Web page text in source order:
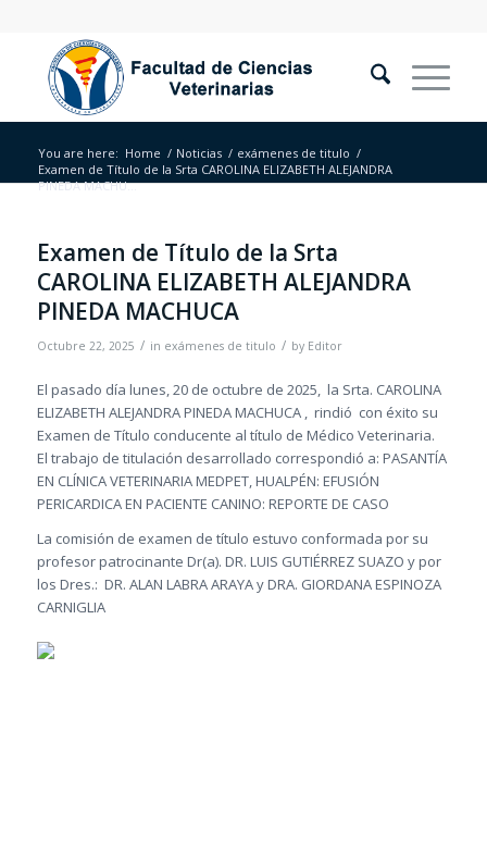
You are here: Home / Noticias / exámenes de titulo /
Examen de Título de la Srta CAROLINA ELIZABETH ALEJANDRA
PINEDA MACHU...
Examen de Título de la Srta
CAROLINA ELIZABETH ALEJANDRA
PINEDA MACHUCA
Octubre 22, 2025 / in exámenes de titulo / by Editor
El pasado día lunes, 20 de octubre de 2025, la Srta. CAROLINA
ELIZABETH ALEJANDRA PINEDA MACHUCA , rindió con éxito su
Examen de Título conducente al título de Médico Veterinaria.
El trabajo de titulación desarrollado correspondió a: PASANTÍA
EN CLÍNICA VETERINARIA MEDPET, HUALPÉN: EFUSIÓN
PERICARDICA EN PACIENTE CANINO: REPORTE DE CASO
La comisión de examen de título estuvo conformada por su
profesor patrocinante Dr(a). DR. LUIS GUTIÉRREZ SUAZO y por
los Dres.: DR. ALAN LABRA ARAYA y DRA. GIORDANA ESPINOZA
CARNIGLIA